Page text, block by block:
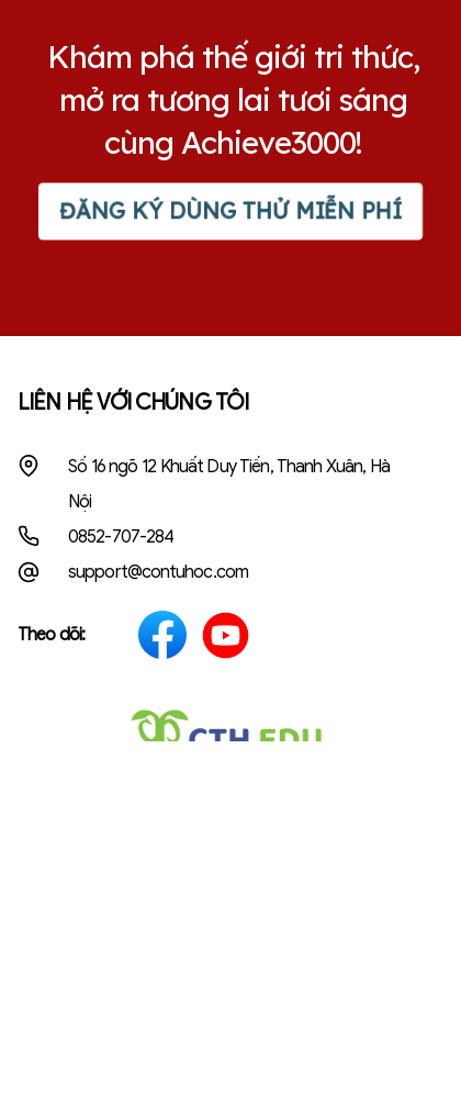
Khám phá thế giới tri thức,
mở ra tương lai tươi sáng
cùng Achieve3000!
ĐĂNG KÝ DÙNG THỬ MIỄN PHÍ
LIÊN HỆ VỚI CHÚNG TÔI
Số 16 ngõ 12 Khuất Duy Tiến, Thanh Xuân, Hà
Nội
0852-707-284
support@contuhoc.com
Theo dõi: